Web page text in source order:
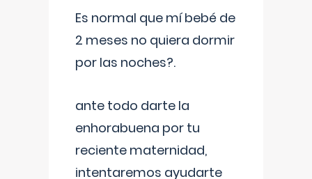
Es normal que mí bebé de
2 meses no quiera dormir
por las noches?.
ante todo darte la
enhorabuena por tu
reciente maternidad,
intentaremos ayudarte